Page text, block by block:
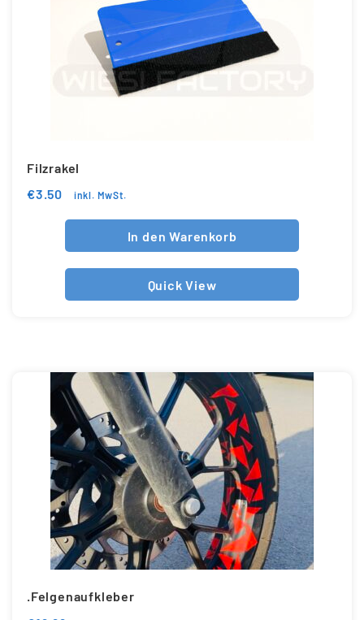
Filzrakel
€3.50 inkl. MwSt.
In den Warenkorb
Quick View
.Felgenaufkleber